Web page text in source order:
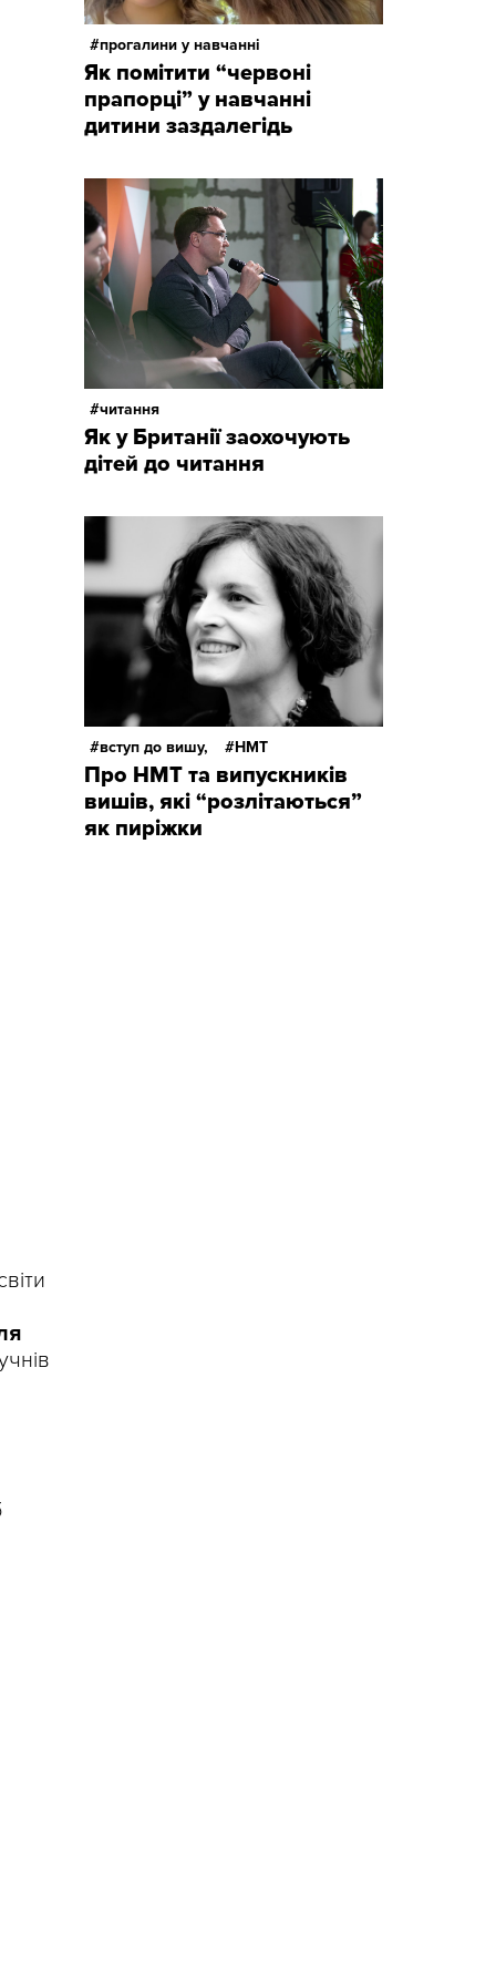
прогалини у навчанні
Як помітити “червоні
прапорці” у навчанні
дитини заздалегідь
читання
Як у Британії заохочують
дітей до читання
вступ до вишу, НМТ
Про НМТ та випускників
вишів, які “розлітаються”
як пиріжки